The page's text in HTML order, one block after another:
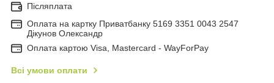
Післяплата
Оплата на картку Приватбанку 5169 3351 0043 2547
Дікунов Олександр
Оплата картою Visa, Mastercard - WayForPay
Всі умови оплати